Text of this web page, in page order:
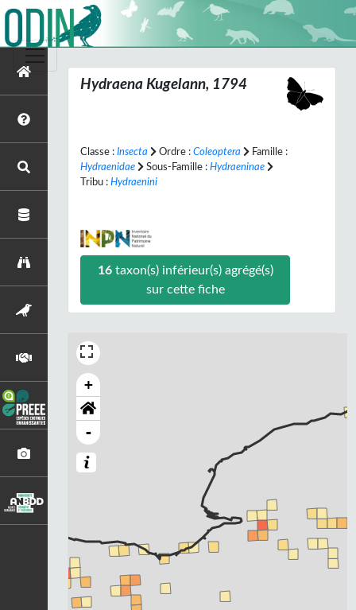
Hydraena Kugelann, 1794
Classe : Insecta Ordre : Coleoptera
Famille :
Hydraenidae
Sous-Famille : Hydraeninae
Tribu : Hydraenini
16 taxon(s) inférieur(s) agrégé(s)
sur cette fiche
+
-